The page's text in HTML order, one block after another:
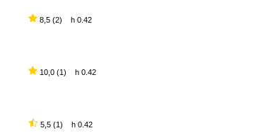
8,5 (2) h 0.42
10,0 (1) h 0.42
5,5 (1) h 0.42